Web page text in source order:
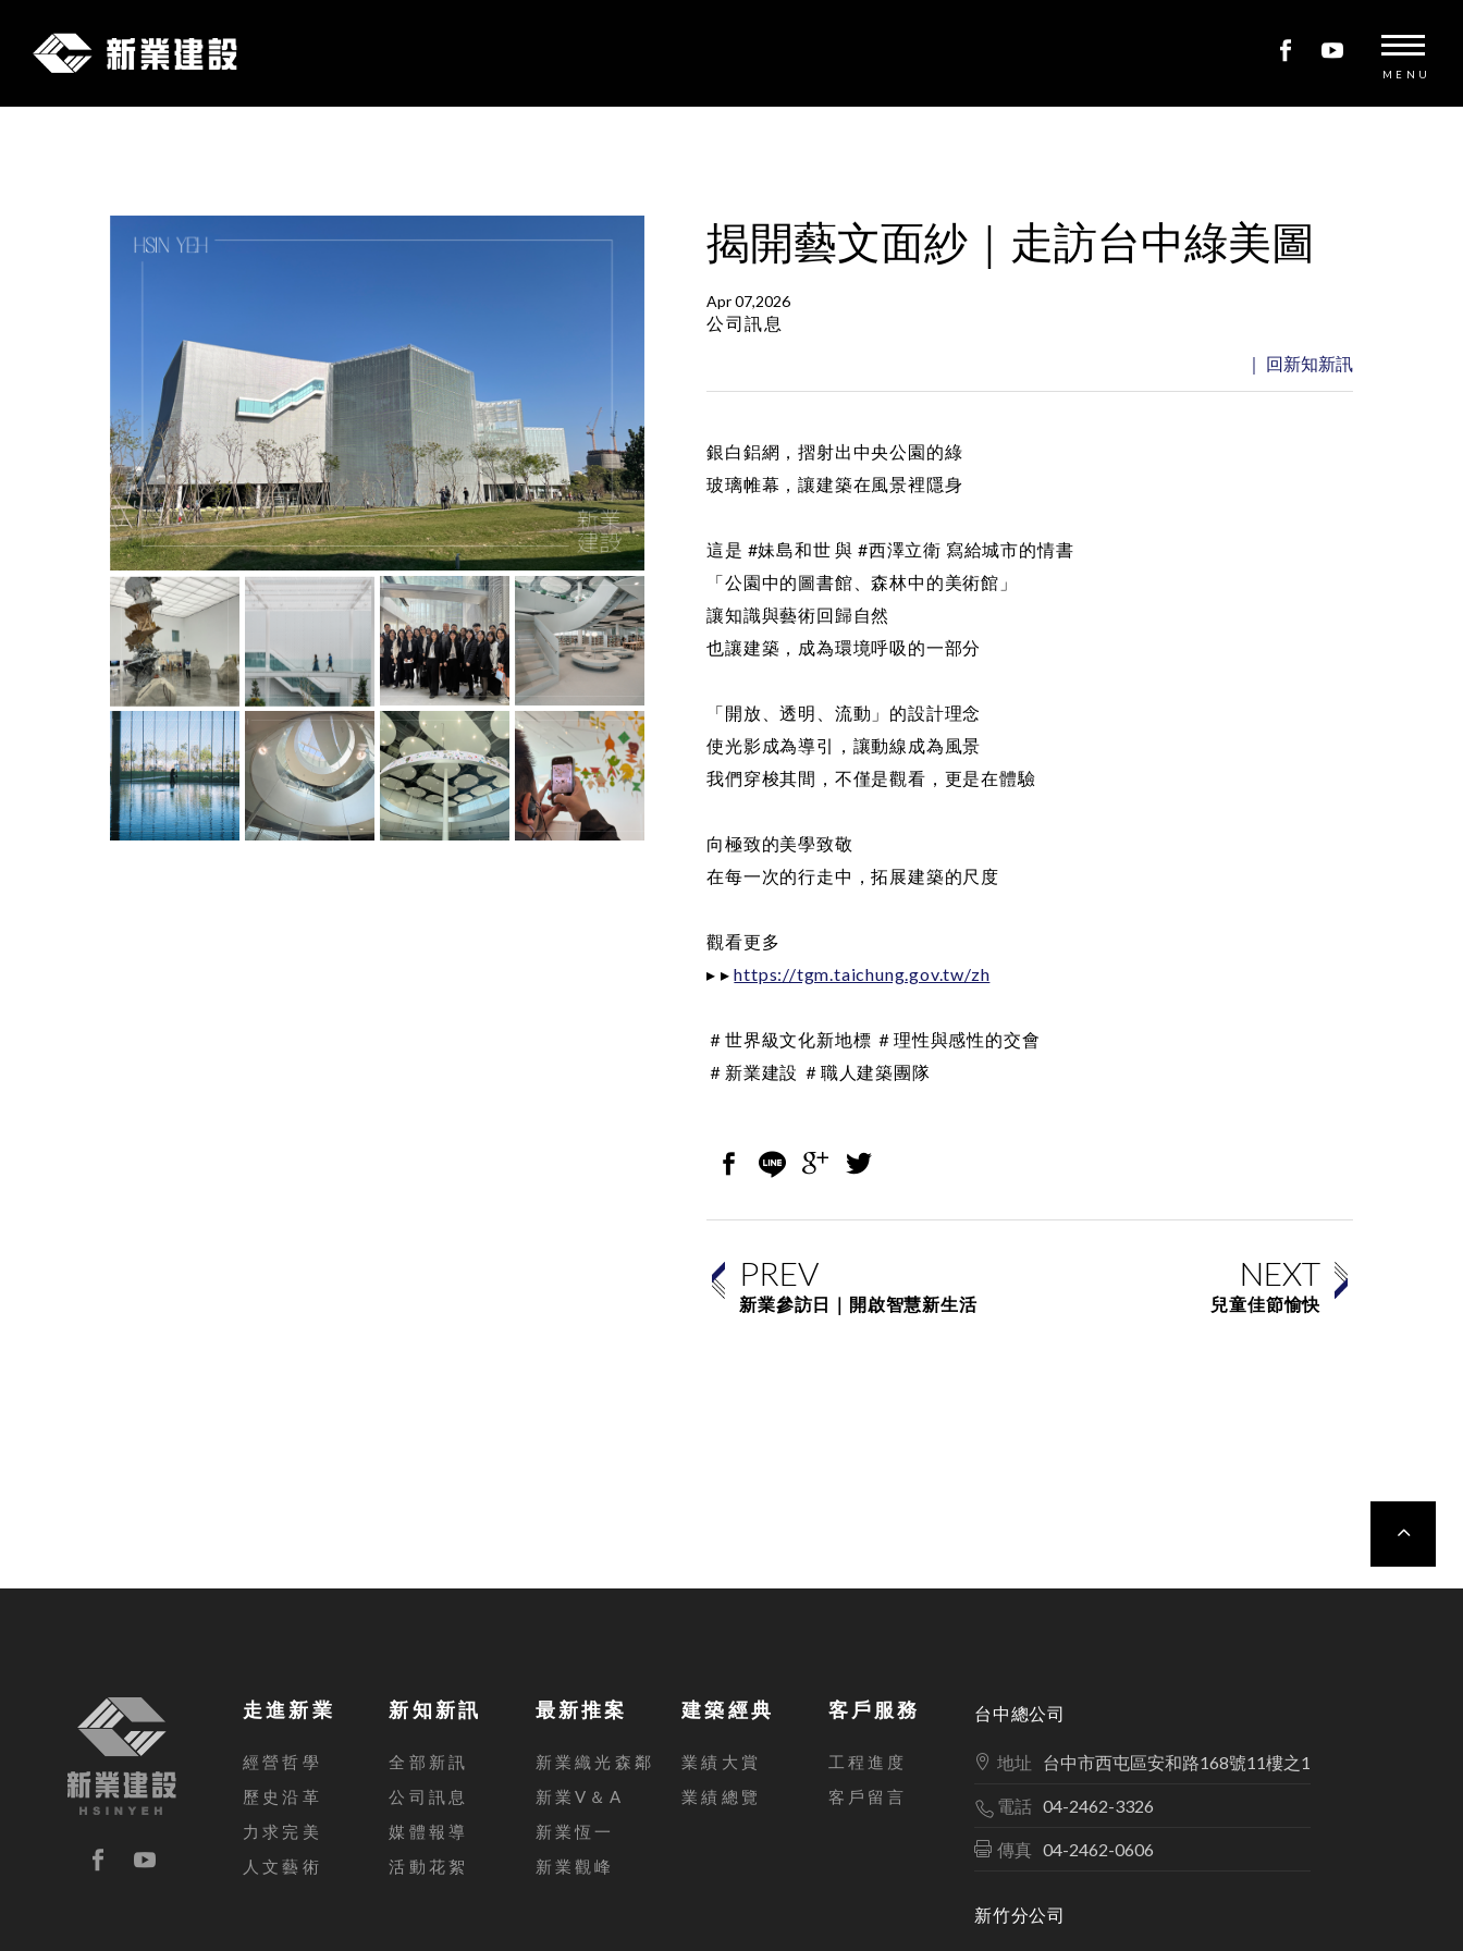
新
MENU
揭開藝文面紗｜走訪台中綠美圖
Apr 07,2026
公司訊息
｜ 回新知新訊
銀白鋁網，摺射出中央公園的綠
玻璃帷幕，讓建築在風景裡隱身
這是 #妹島和世 與 #西澤立衛 寫給城市的情書
「公園中的圖書館、森林中的美術館」
讓知識與藝術回歸自然
也讓建築，成為環境呼吸的一部分
「開放、透明、流動」的設計理念
使光影成為導引，讓動線成為風景
我們穿梭其間，不僅是觀看，更是在體驗
向極致的美學致敬
在每一次的行走中，拓展建築的尺度
觀看更多
▸ ▸https://tgm.taichung.gov.tw/zh
＃世界級文化新地標 ＃理性與感性的交會
＃新業建設 ＃職人建築團隊
PREV
新業參訪日｜開啟智慧新生活
NEXT
兒童佳節愉快
走進新業
經營哲學
歷史沿革
力求完美
人文藝術
新知新訊
全部新訊
公司訊息
媒體報導
活動花絮
最新推案
新業織光森鄰
新業V＆A
新業恆一
新業觀峰
建築經典
業績大賞
業績總覽
客戶服務
工程進度
客戶留言
台中總公司
地址 台中市西屯區安和路168號11樓之1
電話 04-2462-3326
傳真 04-2462-0606
新竹分公司